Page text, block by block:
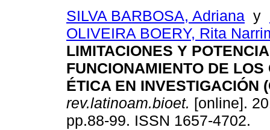
SILVA BARBOSA, Adriana y
OLIVEIRA BOERY, Rita
LIMITACIONES Y
FUNCIONAMIENTO DE LOS
ÉTICA EN INVESTIGACIÓN
rev.latinoam.bioet. [online].
pp.88-99. ISSN 1657-4702.